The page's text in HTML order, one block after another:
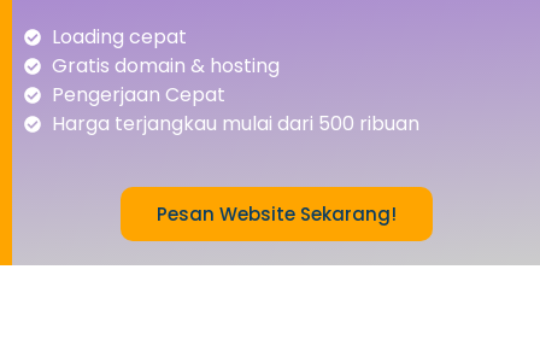
Loading cepat
Gratis domain & hosting
Pengerjaan Cepat
Harga terjangkau mulai dari 500 ribuan
Pesan Website Sekarang!